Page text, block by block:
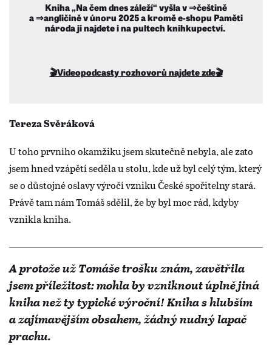
Kniha „Na čem dnes záleží“ vyšla v⇒češtině
a⇒angličiněv únoru 2025 a kroměe-shopu Paměti
národaji najdete i na pultech knihkupectví.
🎬Videopodcasty rozhovorů najdete zde🎬
Tereza Svěráková
U toho prvního okamžiku jsem skutečně nebyla, ale zato
jsem hned vzápětí seděla u stolu, kde už byl celý tým, který
se o důstojné oslavy výročí vzniku České spořitelny stará.
Právě tam nám Tomáš sdělil, že by byl moc rád, kdyby
vznikla kniha.
A protože už Tomáše trošku znám, zavětřila
jsem příležitost: mohla by vzniknout úplně jiná
kniha než ty typické výroční! Kniha s hlubším
a zajímavějším obsahem, žádný nudný lapač
prachu.